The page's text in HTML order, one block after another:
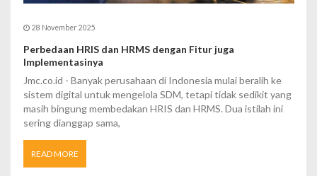
28 November 2025
Perbedaan HRIS dan HRMS dengan Fitur juga
Implementasinya
Jmc.co.id - Banyak perusahaan di Indonesia mulai beralih ke
sistem digital untuk mengelola SDM, tetapi tidak sedikit yang
masih bingung membedakan HRIS dan HRMS. Dua istilah ini
sering dianggap sama,
READ MORE